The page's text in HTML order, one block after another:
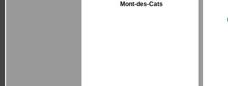
Mont-des-Cats